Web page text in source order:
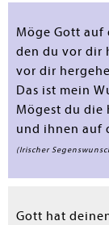
Möge Gott auf
den du vor dir
vor dir
Das ist mein
Mögest du die
und ihnen auf
(Irischer
Gott hat